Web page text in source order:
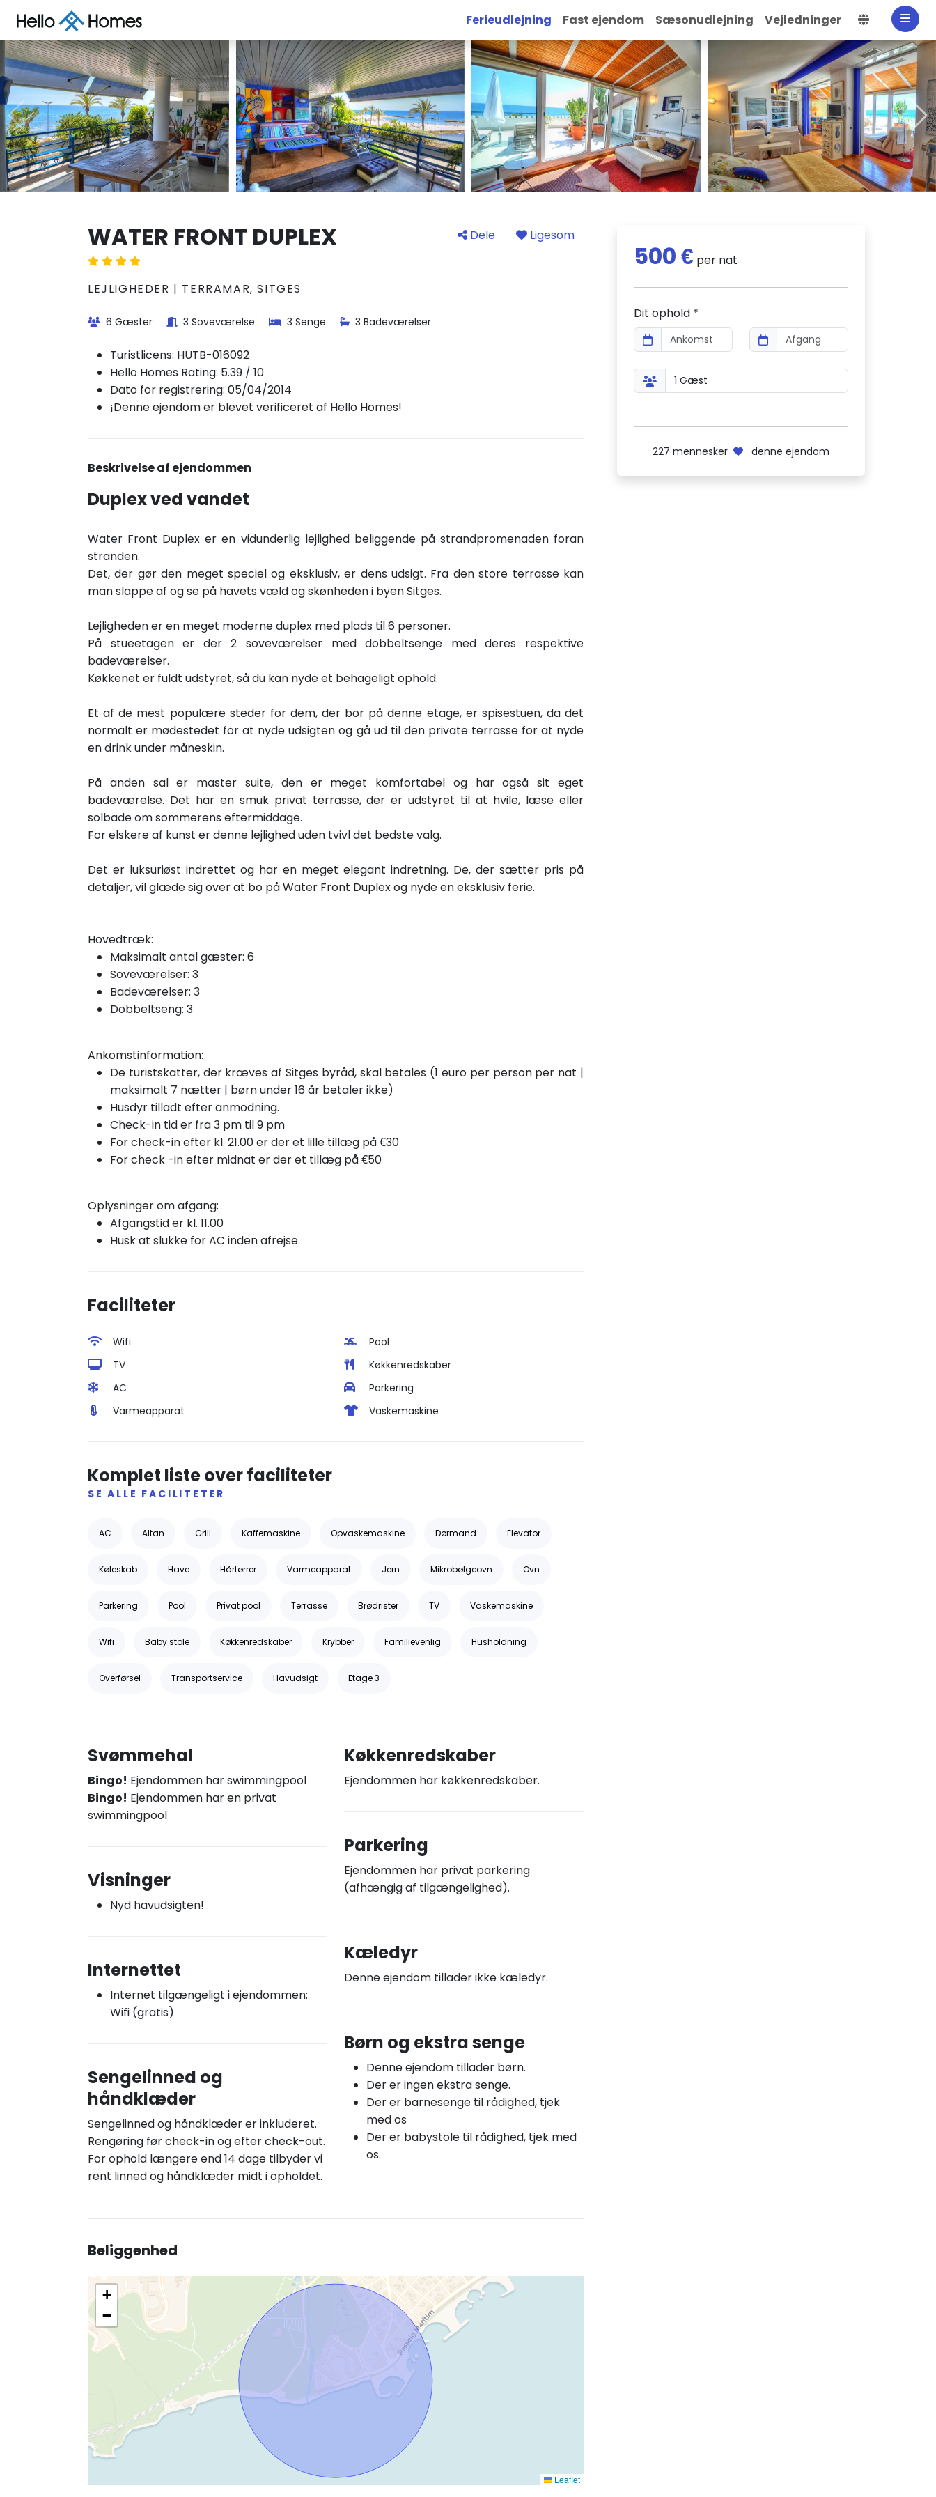
Ferieudlejning Fast ejendom Sæsonudlejning Vejledninger Vælg
WATER FRONT DUPLEX Dele Ligesom
LEJLIGHEDER | TERRAMAR, SITGES
6 Gæster 3 Soveværelse 3 Senge 3 Badeværelser
Turistlicens: HUTB-016092
Hello Homes Rating: 5.39 / 10
Dato for registrering: 05/04/2014
¡Denne ejendom er blevet verificeret af Hello Homes!
Beskrivelse af ejendommen
Duplex ved vandet
Water Front Duplex er en vidunderlig lejlighed beliggende på strandpromenaden foran
stranden.
Det, der gør den meget speciel og eksklusiv, er dens udsigt. Fra den store terrasse kan
man slappe af og se på havets væld og skønheden i byen Sitges.
Lejligheden er en meget moderne duplex med plads til 6 personer.
På stueetagen er der 2 soveværelser med dobbeltsenge med deres respektive
badeværelser.
Køkkenet er fuldt udstyret, så du kan nyde et behageligt ophold.
Et af de mest populære steder for dem, der bor på denne etage, er spisestuen, da det
normalt er mødestedet for at nyde udsigten og gå ud til den private terrasse for at nyde
en drink under måneskin.
På anden sal er master suite, den er meget komfortabel og har også sit eget
badeværelse. Det har en smuk privat terrasse, der er udstyret til at hvile, læse eller
solbade om sommerens eftermiddage.
For elskere af kunst er denne lejlighed uden tvivl det bedste valg.
Det er luksuriøst indrettet og har en meget elegant indretning. De, der sætter pris på
detaljer, vil glæde sig over at bo på Water Front Duplex og nyde en eksklusiv ferie.
Hovedtræk:
Maksimalt antal gæster: 6
Soveværelser: 3
Badeværelser: 3
Dobbeltseng: 3
Ankomstinformation:
De turistskatter, der kræves af Sitges byråd, skal betales (1 euro per person per nat |
maksimalt 7 nætter | børn under 16 år betaler ikke)
Husdyr tilladt efter anmodning.
Check-in tid er fra 3 pm til 9 pm
For check-in efter kl. 21.00 er der et lille tillæg på €30
For check -in efter midnat er der et tillæg på €50
Oplysninger om afgang:
Afgangstid er kl. 11.00
Husk at slukke for AC inden afrejse.
Faciliteter
Wifi
TV
AC
Varmeapparat
Pool
Køkkenredskaber
Parkering
Vaskemaskine
Komplet liste over faciliteter
SE ALLE FACILITETER
AC Altan Grill Kaffemaskine Opvaskemaskine Dørmand Elevator
Køleskab Have Hårtørrer Varmeapparat Jern Mikrobølgeovn Ovn
Parkering Pool Privat pool Terrasse Brødrister TV Vaskemaskine
Wifi Baby stole Køkkenredskaber Krybber Familievenlig Husholdning
Overførsel Transportservice Havudsigt Etage 3
Svømmehal
Bingo! Ejendommen har swimmingpool
Bingo! Ejendommen har en privat
swimmingpool
Visninger
Nyd havudsigten!
Internettet
Internet tilgængeligt i ejendommen:
Wifi (gratis)
Sengelinned og
håndklæder
Sengelinned og håndklæder er inkluderet.
Rengøring før check-in og efter check-out.
For ophold længere end 14 dage tilbyder vi
rent linned og håndklæder midt i opholdet.
Køkkenredskaber
Ejendommen har køkkenredskaber.
Parkering
Ejendommen har privat parkering
(afhængig af tilgængelighed).
Kæledyr
Denne ejendom tillader ikke kæledyr.
Børn og ekstra senge
Denne ejendom tillader børn.
Der er ingen ekstra senge.
Der er barnesenge til rådighed, tjek
med os
Der er babystole til rådighed, tjek med
os.
Beliggenhed
+
−
Leaflet
500 € per nat
Dit ophold *
227 mennesker denne ejendom